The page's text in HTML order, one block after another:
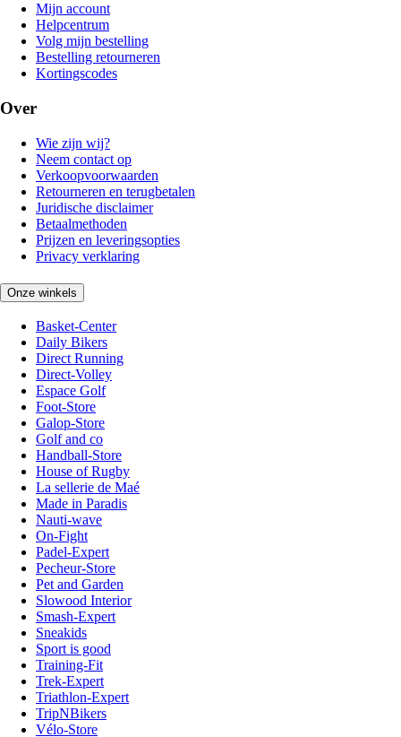
Mijn account
Helpcentrum
Volg mijn bestelling
Bestelling retourneren
Kortingscodes
Over
Wie zijn wij?
Neem contact op
Verkoopvoorwaarden
Retourneren en terugbetalen
Juridische disclaimer
Betaalmethoden
Prijzen en leveringsopties
Privacy verklaring
Onze winkels
Basket-Center
Daily Bikers
Direct Running
Direct-Volley
Espace Golf
Foot-Store
Galop-Store
Golf and co
Handball-Store
House of Rugby
La sellerie de Maé
Made in Paradis
Nauti-wave
On-Fight
Padel-Expert
Pecheur-Store
Pet and Garden
Slowood Interior
Smash-Expert
Sneakids
Sport is good
Training-Fit
Trek-Expert
Triathlon-Expert
TripNBikers
Vélo-Store